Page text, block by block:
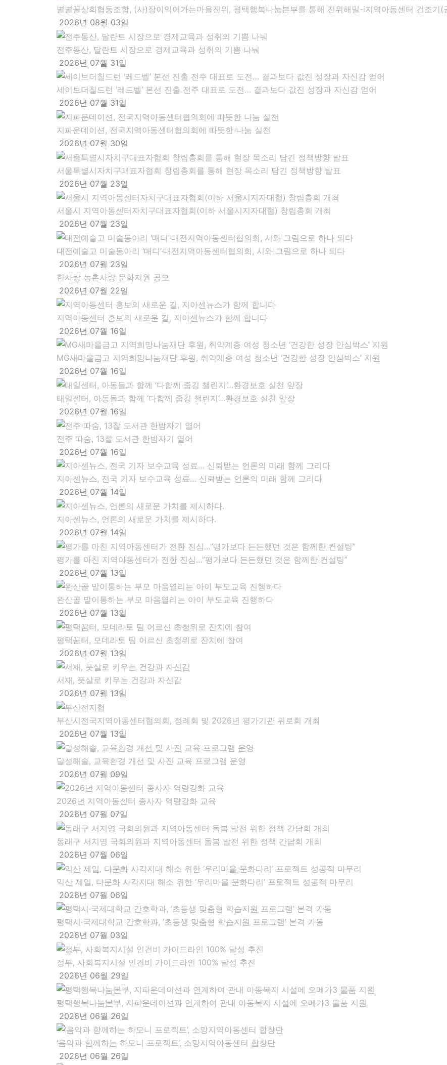
별별꼴상회협동조합, (사)장이익어가는마을진위, 평택행복나눔본부를 통해 진위해밀-i지역아동센터 건조기(
2026년 08월 03일
전주동산, 달란트 시장으로 경제교육과 성취의 기쁨 나눠
2026년 07월 31일
세이브더칠드런 ‘레드벨’ 본선 진출 전주 대표로 도전… 결과보다 값진 성장과 자신감 얻어
2026년 07월 31일
지파운데이션, 전국지역아동센터협의회에 따뜻한 나눔 실천
2026년 07월 30일
서울특별시자치구대표자협회 창립총회를 통해 현장 목소리 담긴 정책방향 발표
2026년 07월 23일
서울시 지역아동센터자치구대표자협회(이하 서울시지자대협)​ 창립총회 개최
2026년 07월 23일
대전예술고 미술동아리 ‘매디’·대전지역아동센터협의회, 시와 그림으로 하나 되다
2026년 07월 23일
한사랑 농촌사랑 문화지원 공모
2026년 07월 22일
지역아동센터 홍보의 새로운 길, 지아센뉴스가 함께 합니다
2026년 07월 16일
MG새마을금고 지역희망나눔재단 후원, 취약계층 여성 청소년 ‘건강한 성장 안심박스’ 지원
2026년 07월 16일
태일센터, 아동들과 함께 ‘다함께 줍깅 챌린지’…환경보호 실천 앞장
2026년 07월 16일
전주 따숨, 13찰 도서관 한밤자기 열어
2026년 07월 16일
지아센뉴스, 전국 기자 보수교육 성료… 신뢰받는 언론의 미래 함께 그리다
2026년 07월 14일
지아센뉴스, 언론의 새로운 가치를 제시하다.
2026년 07월 14일
평가를 마친 지역아동센터가 전한 진심…”평가보다 든든했던 것은 함께한 컨설팅”
2026년 07월 13일
완산골 말이통하는 부모 마음열리는 아이 부모교육 진행하다
2026년 07월 13일
평택꿈터, 모데라토 팀 어르신 초청위로 잔치에 참여
2026년 07월 13일
서재, 풋살로 키우는 건강과 자신감
2026년 07월 13일
부산시전국지역아동센터협의회, 정례회 및 2026년 평가기관 위로회 개최
2026년 07월 13일
달성해솔, 교육환경 개선 및 사진 교육 프로그램 운영
2026년 07월 09일
2026년 지역아동센터 종사자 역량강화 교육
2026년 07월 07일
동래구 서지영 국회의원과 지역아동센터 돌봄 발전 위한 정책 간담회 개최
2026년 07월 06일
익산 제일, 다문화 사각지대 해소 위한 ‘우리마을 문화다리’ 프로젝트 성공적 마무리
2026년 07월 06일
평택시·국제대학교 간호학과, ‘초등생 맞춤형 학습지원 프로그램’ 본격 가동
2026년 07월 03일
정부, 사회복지시설 인건비 가이드라인 100% 달성 추진
2026년 06월 29일
평택행복나눔본부, 지파운데이션과 연계하여 관내 아동복지 시설에 오메가3 물품 지원
2026년 06월 26일
‘음악과 함께하는 하모니 프로젝트’, 소망지역아동센터 합창단
2026년 06월 26일